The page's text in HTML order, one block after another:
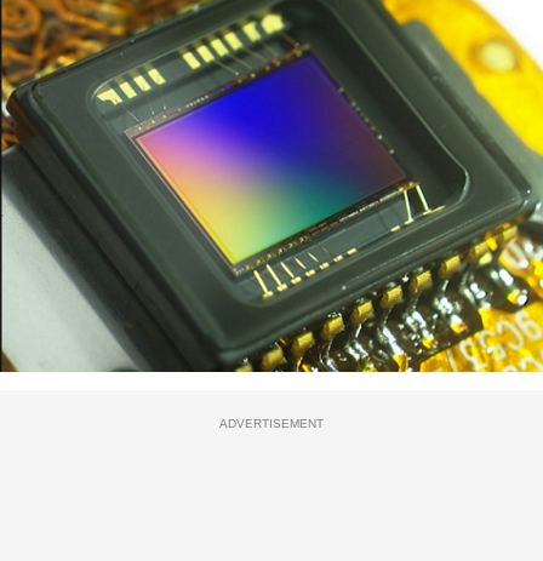
ADVERTISEMENT